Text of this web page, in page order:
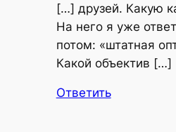
[…] друзей. Какую
На него я уже
потом: «штатная
Какой объектив […]
Ответить